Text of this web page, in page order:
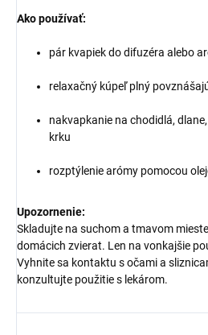
Ako používať:
pár kvapiek do difuzéra alebo
relaxačný kúpeľ plný
nakvapkanie na chodidlá,
krku
rozptýlenie arómy pomocou
Upozornenie:
Skladujte na suchom a tmavom
domácich zvierat. Len na vonkajšie
Vyhnite sa kontaktu s očami a
konzultujte použitie s lekárom.